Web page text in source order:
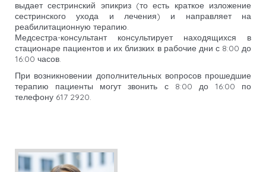
выдает сестринский эпикриз (то есть краткое изложение
сестринского ухода и лечения) и направляет на
реабилитационную терапию.
Медсестра-консультант консультирует находящихся в
стационаре пациентов и их близких в рабочие дни с 8:00 до
16:00 часов.
При возникновении дополнительных вопросов прошедшие
терапию пациенты могут звонить с 8:00 до 16:00 по
телефону 617 2920.